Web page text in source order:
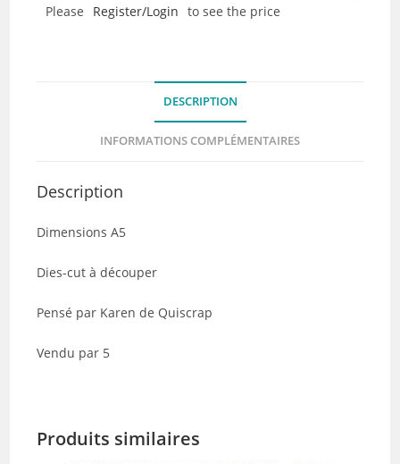
cut
Please Register/Login to see the price
DESCRIPTION
INFORMATIONS COMPLÉMENTAIRES
Description
Dimensions A5
Dies-cut à découper
Pensé par Karen de Quiscrap
Vendu par 5
Produits similaires